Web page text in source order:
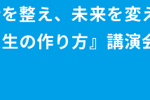
を整え、未来を変
の作り方』講演